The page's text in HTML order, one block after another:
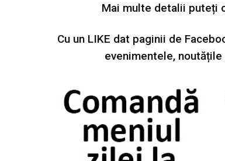
Mai multe detalii puteți
Cu un LIKE dat paginii de
evenimentele,